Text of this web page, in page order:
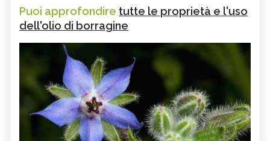
Puoi approfondire tutte le proprietà e l'uso
dell'olio di borragine